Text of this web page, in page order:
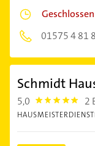
Geschlossen
01575 4 81
Schmidt
5,0 5.0 2